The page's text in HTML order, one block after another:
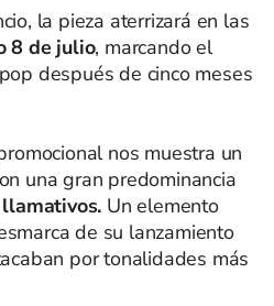
la pieza aterrizará en las
8 de julio, marcando el
después de cinco meses
nos muestra un
una gran predominancia
Un elemento
de su lanzamiento
por tonalidades más